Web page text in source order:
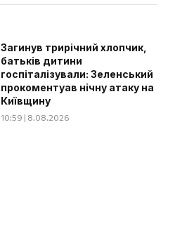
Загинув трирічний хлопчик,
батьків дитини
госпіталізували: Зеленський
прокоментуав нічну атаку на
Київщину
10:59 | 8.08.2026